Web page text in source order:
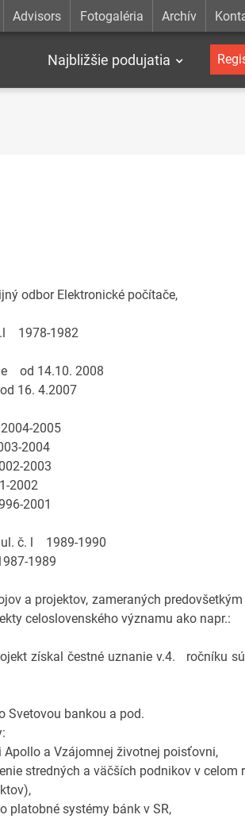
Advisors Fotogaléria Archív
Najbližšie podujatia
odbor Elektronické počítače,
1978-1982
od 14.10. 2008
16. 4.2007
2005
2004
2003
2002
2001
ul. č. l 1989-1990
1989
a projektov, zameraných
celoslovenského významu ako napr.:
získal čestné uznanie v.4. ročníku
Svetovou bankou a pod.
a Vzájomnej životnej poisťovni,
stredných a väčších podnikov v celom
systémy bánk v SR,